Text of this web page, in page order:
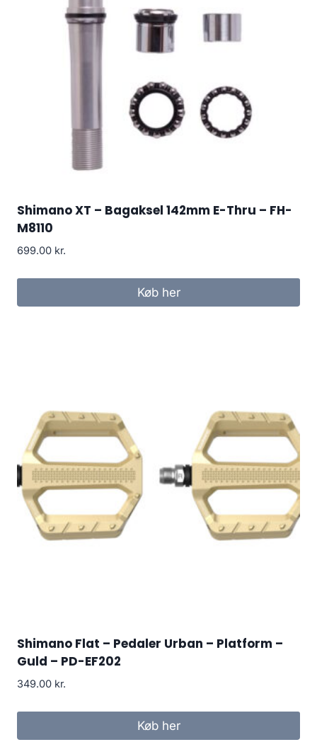
Shimano XT – Bagaksel 142mm E-Thru – FH-
M8110
699.00 kr.
Køb her
Shimano Flat – Pedaler Urban – Platform –
Guld – PD-EF202
349.00 kr.
Køb her